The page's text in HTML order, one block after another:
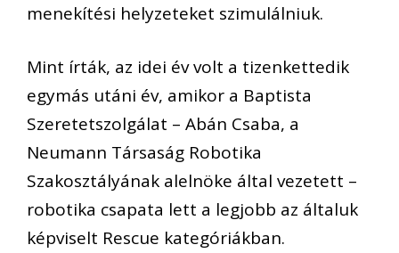
menekítési helyzeteket szimulálniuk.
Mint írták, az idei év volt a tizenkettedik
egymás utáni év, amikor a Baptista
Szeretetszolgálat – Abán Csaba, a
Neumann Társaság Robotika
Szakosztályának alelnöke által vezetett –
robotika csapata lett a legjobb az általuk
képviselt Rescue kategóriákban.